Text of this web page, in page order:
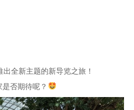
全新主题的新导览之旅！
是否期待呢？